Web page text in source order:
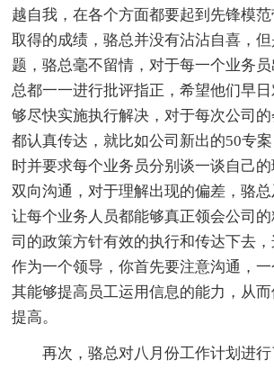
越自我，在各个方面都要起到先锋模
取得的成绩，骆总并没有沾沾自喜，
题，骆总毫不留情，对于每一个业务
总都一一进行批评指正，希望他们早
够尽快实施执行解决，对于每次公司
都认真传达，就比如公司新出的50专
时并要求每个业务员分别谈一谈自己
双向沟通，对于理解出现的偏差，骆
让每个业务人员都能够真正领会公司
司的政策方针有效的执行和传达下去，
作为一个领导，你首先要注意沟通，一
其能够提高员工运用信息的能力，从
提高。
再次，骆总对八月份工作计划进